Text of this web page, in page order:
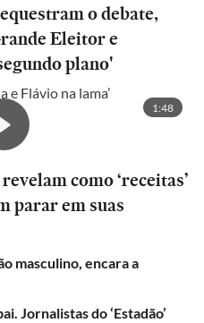
o debate,
Eleitor e
plano'
e Flávio na lama’
1:48
como ‘receitas’
parar em suas
masculino, encara a
Jornalistas do ‘Estadão’